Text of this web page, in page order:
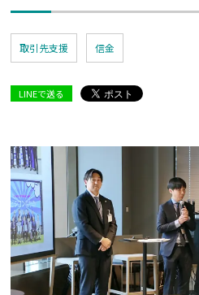
取引先支援 信金
LINEで送る